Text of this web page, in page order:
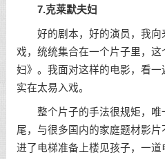
7.克莱默夫妇
好的剧本，好的演员，我向
戏，统统集合在一个片子里，
妇》。我面对这样的电影，看
实在太易入戏。
整个片子的手法很规矩，唯
尾，与很多国内的家庭题材影
进了电梯准备上楼见孩子，一